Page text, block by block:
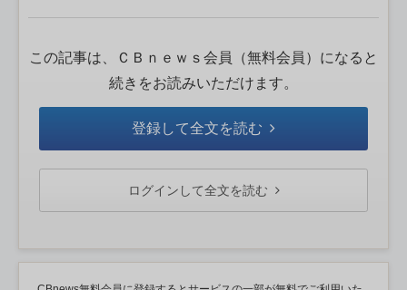
この記事は、ＣＢｎｅｗｓ会員（無料会員）になると
続きをお読みいただけます。
登録して全文を読む
ログインして全文を読む